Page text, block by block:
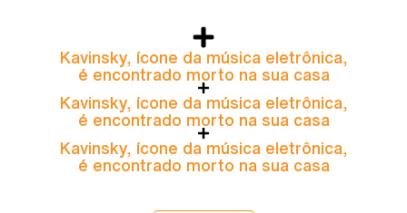
Kavinsky, ícone da música eletrônica,
é encontrado morto na sua casa
Kavinsky, ícone da música eletrônica,
é encontrado morto na sua casa
Kavinsky, ícone da música eletrônica,
é encontrado morto na sua casa